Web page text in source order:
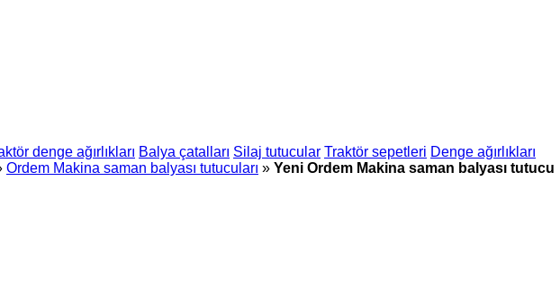
denge ağırlıkları Balya çatalları Silaj tutucular Traktör sepetleri Denge ağırlıkları
Ordem Makina saman balyası tutucuları » Yeni Ordem Makina saman balyası tutucu